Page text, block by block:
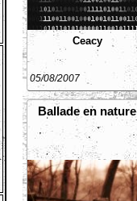
Ceacy
05/08/2007
Ballade en nature